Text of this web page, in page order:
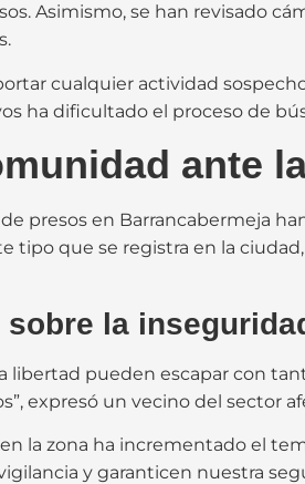
Asimismo, se han revisado
cualquier actividad
ha dificultado el proceso de
ante
presos en Barrancabermeja
tipo que se registra en la
la
libertad pueden escapar con
expresó un vecino del sector
la zona ha incrementado el
y garanticen nuestra